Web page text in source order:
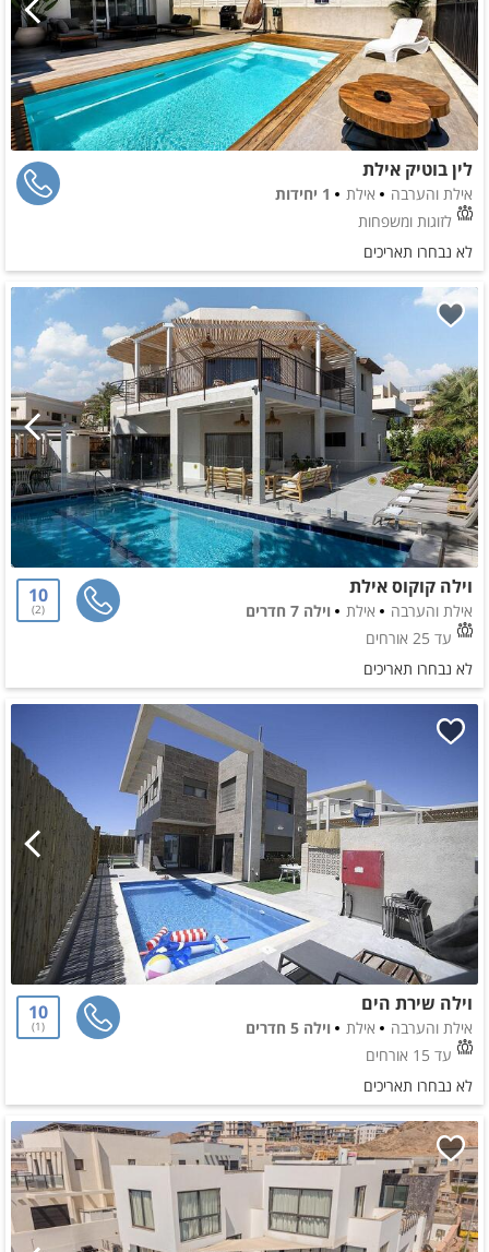
לין בוטיק אילת
אילת והערבה אילת
1 יחידות
לזוגות ומשפחות
לא נבחרו תאריכים
וילה קוקוס אילת
אילת והערבה אילת
וילה 7 חדרים
עד 25 אורחים
10
2
לא נבחרו תאריכים
וילה שירת הים
אילת והערבה אילת
וילה 5 חדרים
עד 15 אורחים
10
1
לא נבחרו תאריכים